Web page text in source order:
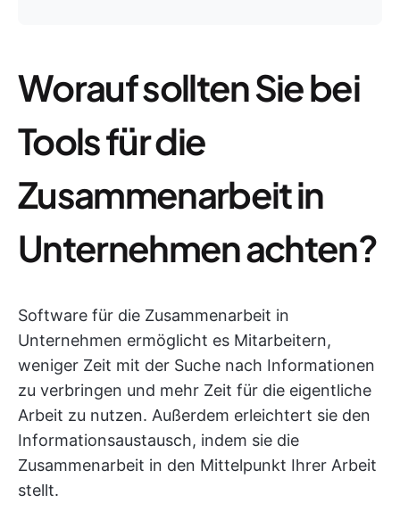
Worauf sollten Sie bei
Tools für die
Zusammenarbeit in
Unternehmen achten?
Software für die Zusammenarbeit in
Unternehmen ermöglicht es Mitarbeitern,
weniger Zeit mit der Suche nach Informationen
zu verbringen und mehr Zeit für die eigentliche
Arbeit zu nutzen. Außerdem erleichtert sie den
Informationsaustausch, indem sie die
Zusammenarbeit in den Mittelpunkt Ihrer Arbeit
stellt.